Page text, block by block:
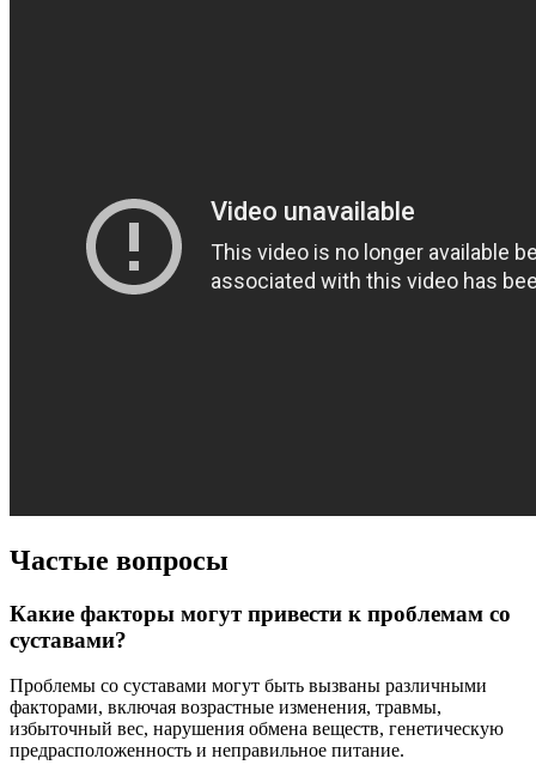
Частые вопросы
Какие факторы могут привести к проблемам со
суставами?
Проблемы со суставами могут быть вызваны различными
факторами, включая возрастные изменения, травмы,
избыточный вес, нарушения обмена веществ, генетическую
предрасположенность и неправильное питание.